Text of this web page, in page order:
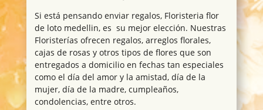
Si está pensando enviar regalos, Floristeria flor
de loto medellin, es su mejor elección. Nuestras
Floristerías ofrecen regalos, arreglos florales,
cajas de rosas y otros tipos de flores que son
entregados a domicilio en fechas tan especiales
como el día del amor y la amistad, día de la
mujer, día de la madre, cumpleaños,
condolencias, entre otros.